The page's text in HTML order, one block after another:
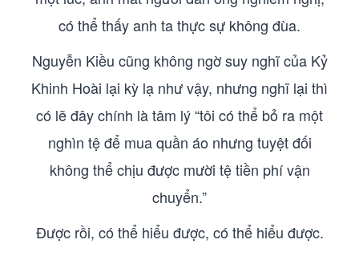
có thể thấy anh ta thực sự không đùa.
Nguyễn Kiều cũng không ngờ suy nghĩ của Kỷ
Khinh Hoài lại kỳ lạ như vậy, nhưng nghĩ lại thì
có lẽ đây chính là tâm lý “tôi có thể bỏ ra một
nghìn tệ để mua quần áo nhưng tuyệt đối
không thể chịu được mười tệ tiền phí vận
chuyển.”
Được rồi, có thể hiểu được, có thể hiểu được.